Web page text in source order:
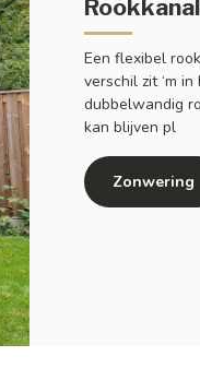
Een flexibel
verschil zit ‘m
dubbelwandig
kan blijven pl
Zonwering